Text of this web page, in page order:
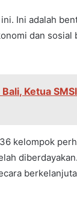
Ini adalah
dan sosial
Ketua
kelompok